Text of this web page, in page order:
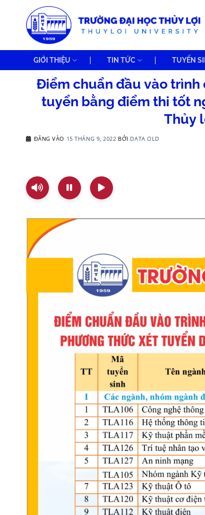
GIỚI THIỆU TIN TỨC TUYỂN
Điểm chuẩn đầu vào
tuyển bằng điểm thi tốt
Thủy
ĐĂNG VÀO 15 THÁNG 9, 2022 BỞI DATA OLD